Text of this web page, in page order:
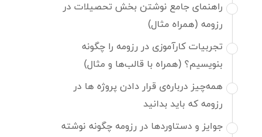
راهنمای جامع نوشتن بخش تحصیلات در
رزومه (همراه مثال)
تجربیات کارآموزی در رزومه را چگونه
بنویسیم؟ (همراه با قالب‌ها و مثال)
همه‌چیز درباره‌ی قرار دادن پروژه ها در
رزومه که باید بدانید
جوایز و دستاوردها در رزومه چگونه نوشته